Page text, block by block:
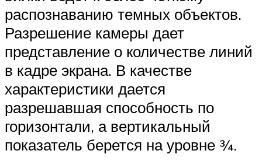
распознаванию темных объектов.
Разрешение камеры дает
представление о количестве линий
в кадре экрана. В качестве
характеристики дается
разрешавшая способность по
горизонтали, а вертикальный
показатель берется на уровне ¾.